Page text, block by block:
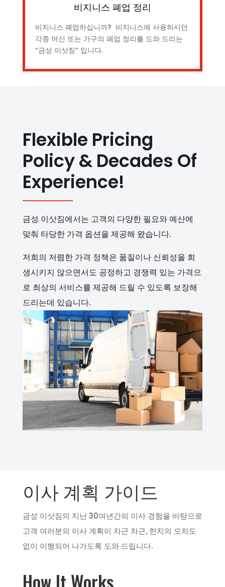
비지니스 폐업 정리
비지니스 폐업하십니까? 비지니스에 사용하시던
각종 머신 또는 가구의 폐업 정리를 도와 드리는
“금성 이삿짐” 입니다.
Flexible Pricing
Policy & Decades Of
Experience!
금성 이삿짐에서는 고객의 다양한 필요와 예산에
맞춰 타당한 가격 옵션을 제공해 왔습니다.
저희의 저렴한 가격 정책은 품질이나 신뢰성을 희
생시키지 않으면서도 공정하고 경쟁력 있는 가격으
로 최상의 서비스를 제공해 드릴 수 있도록 보장해
드리는데 있습니다.
이사 계획 가이드
금성 이삿짐의 지난 30여년간의 이사 경험을 바탕으로
고객 여러분의 이사 계획이 차근 차근, 한치의 오차도
없이 이행되어 나가도록 도와 드립니다.
How It Works